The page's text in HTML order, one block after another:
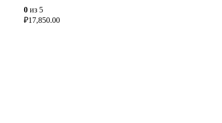
0 из 5
₽17,850.00